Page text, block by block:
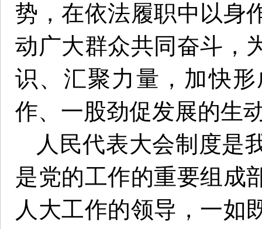
势，在依法履职中以身
动广大群众共同奋斗，
识、汇聚力量，加快
作、一股劲促发展的生
人民代表大会制度是
是党的工作的重要组成
人大工作的领导，一如